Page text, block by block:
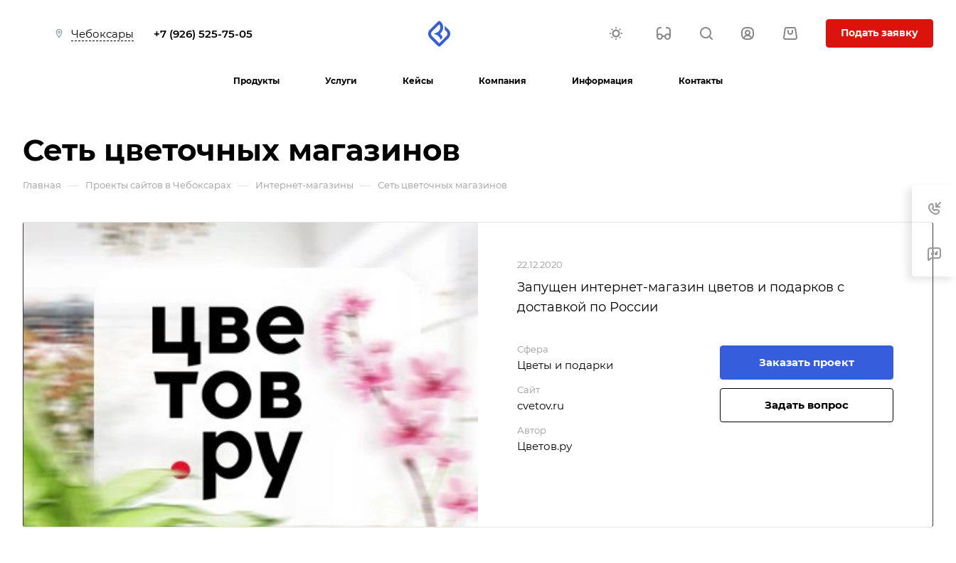
Чебоксары +7 (926) 525-75-05 Подать заявку
Продукты Услуги Кейсы Компания Информация Контакты
Сеть цветочных магазинов
Главная — Проекты сайтов в Чебоксарах — Интернет-магазины — Сеть цветочных магазинов
22.12.2020
Запущен интернет-магазин цветов и подарков с
доставкой по России
Сфера
Цветы и подарки
Сайт
cvetov.ru
Автор
Цветов.ру
Заказать проект
Задать вопрос